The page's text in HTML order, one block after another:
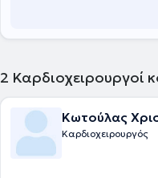
2 Καρδιοχειρουργοί
Κωτούλας
Καρδιοχειρουργός